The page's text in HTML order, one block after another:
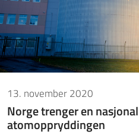
13. november 2020
Norge trenger en
atomoppryddingen